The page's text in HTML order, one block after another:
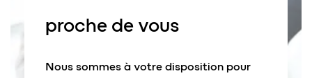
proche de vous
Nous sommes à votre disposition pour